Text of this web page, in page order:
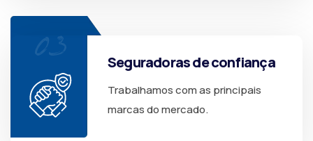
Seguradoras de confiança
Trabalhamos com as principais
marcas do mercado.